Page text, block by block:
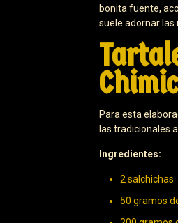
bonita fuente,
suele adornar las
Para esta
las tradicionales
Ingredientes:
2 salchichas
50 gramos